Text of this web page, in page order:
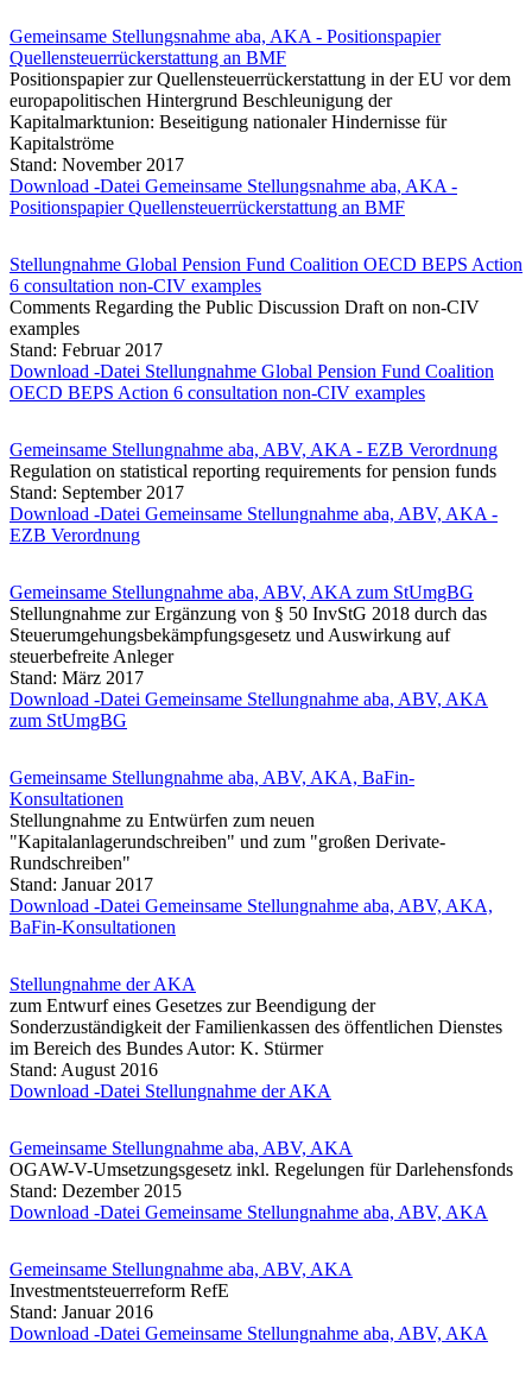
Gemeinsame Stellungsnahme aba, AKA - Positionspapier
Quellensteuerrückerstattung an BMF
Positionspapier zur Quellensteuerrückerstattung in der EU vor dem
europapolitischen Hintergrund Beschleunigung der
Kapitalmarktunion: Beseitigung nationaler Hindernisse für
Kapitalströme
Stand: November 2017
Download -Datei Gemeinsame Stellungsnahme aba, AKA -
Positionspapier Quellensteuerrückerstattung an BMF
Stellungnahme Global Pension Fund Coalition OECD BEPS Action
6 consultation non-CIV examples
Comments Regarding the Public Discussion Draft on non-CIV
examples
Stand: Februar 2017
Download -Datei Stellungnahme Global Pension Fund Coalition
OECD BEPS Action 6 consultation non-CIV examples
Gemeinsame Stellungnahme aba, ABV, AKA - EZB Verordnung
Regulation on statistical reporting requirements for pension funds
Stand: September 2017
Download -Datei Gemeinsame Stellungnahme aba, ABV, AKA -
EZB Verordnung
Gemeinsame Stellungnahme aba, ABV, AKA zum StUmgBG
Stellungnahme zur Ergänzung von § 50 InvStG 2018 durch das
Steuerumgehungsbekämpfungsgesetz und Auswirkung auf
steuerbefreite Anleger
Stand: März 2017
Download -Datei Gemeinsame Stellungnahme aba, ABV, AKA
zum StUmgBG
Gemeinsame Stellungnahme aba, ABV, AKA, BaFin-
Konsultationen
Stellungnahme zu Entwürfen zum neuen
"Kapitalanlagerundschreiben" und zum "großen Derivate-
Rundschreiben"
Stand: Januar 2017
Download -Datei Gemeinsame Stellungnahme aba, ABV, AKA,
BaFin-Konsultationen
Stellungnahme der AKA
zum Entwurf eines Gesetzes zur Beendigung der
Sonderzuständigkeit der Familienkassen des öffentlichen Dienstes
im Bereich des Bundes Autor: K. Stürmer
Stand: August 2016
Download -Datei Stellungnahme der AKA
Gemeinsame Stellungnahme aba, ABV, AKA
OGAW-V-Umsetzungsgesetz inkl. Regelungen für Darlehensfonds
Stand: Dezember 2015
Download -Datei Gemeinsame Stellungnahme aba, ABV, AKA
Gemeinsame Stellungnahme aba, ABV, AKA
Investmentsteuerreform RefE
Stand: Januar 2016
Download -Datei Gemeinsame Stellungnahme aba, ABV, AKA